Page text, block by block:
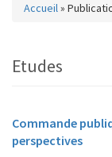
Vous êtes
Accueil»
Etudes
Commande
perspectives